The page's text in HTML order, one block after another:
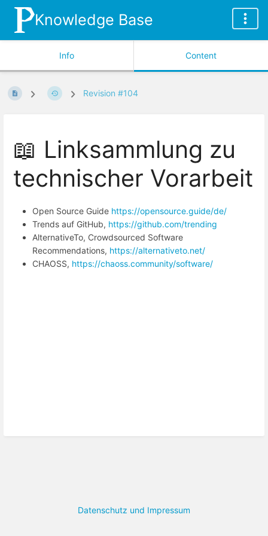
Knowledge Base
Info Content
Revision #104
📖 Linksammlung zu
technischer Vorarbeit
Open Source Guide https://opensource.guide/de/
Trends auf GitHub, https://github.com/trending
AlternativeTo, Crowdsourced Software
Recommendations, https://alternativeto.net/
CHAOSS, https://chaoss.community/software/
Datenschutz und Impressum